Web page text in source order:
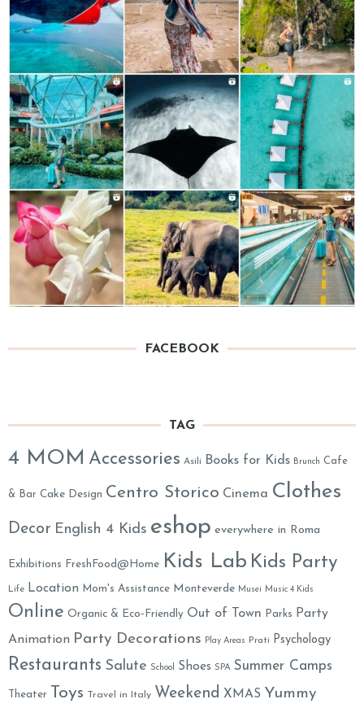
FACEBOOK
TAG
4 MOM Accessories Asili Books for Kids Brunch Cafe
& Bar Cake Design Centro Storico Cinema Clothes
Decor English 4 Kids eshop everywhere in Roma
Exhibitions FreshFood@Home Kids Lab Kids Party
Life Location Mom's Assistance Monteverde Musei Music 4 Kids
Online Organic & Eco-Friendly Out of Town Parks Party
Animation Party Decorations Play Areas Prati Psychology
Restaurants Salute School Shoes SPA Summer Camps
Theater Toys Travel in Italy Weekend XMAS Yummy